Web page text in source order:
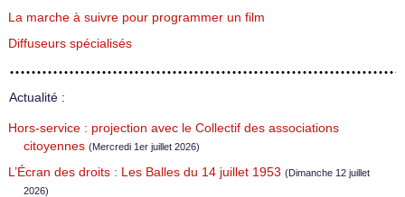
La marche à suivre pour programmer un film
Diffuseurs spécialisés
Actualité :
Hors-service : projection avec le Collectif des associations
citoyennes (Mercredi 1er juillet 2026)
L’Écran des droits : Les Balles du 14 juillet 1953 (Dimanche 12 juillet
2026)